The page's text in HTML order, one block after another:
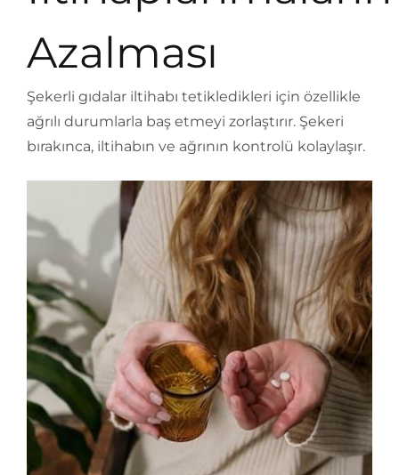
Azalması
Şekerli gıdalar iltihabı tetikledikleri için özellikle
ağrılı durumlarla baş etmeyi zorlaştırır. Şekeri
bırakınca, iltihabın ve ağrının kontrolü kolaylaşır.